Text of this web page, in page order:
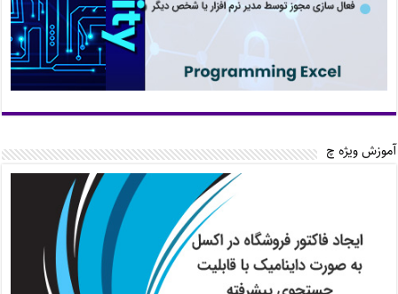
آموزش ویژه چ